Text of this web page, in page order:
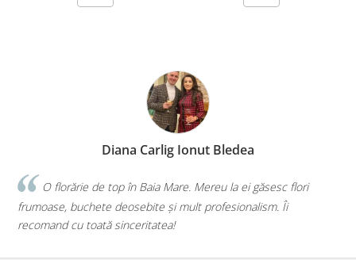
Diana Carlig Ionut Bledea
O florărie de top în Baia Mare. Mereu la ei găsesc flori
frumoase, buchete deosebite și mult profesionalism. Îi
recomand cu toată sinceritatea!